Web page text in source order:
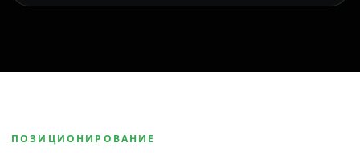
ПОЗИЦИОНИРОВАНИЕ